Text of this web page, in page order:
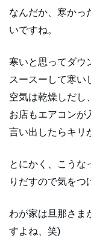
なんだか、寒かっ
いですね。
寒いと思ってダウ
スースーして寒い
空気は乾燥しだし
お店もエアコンが
言い出したらキリ
とにかく、こうな
りだすので気をつ
わが家は旦那さま
すよね、笑)